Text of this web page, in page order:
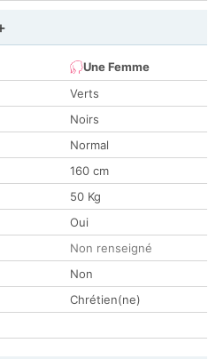
Une Femme
Verts
Noirs
Normal
160 cm
50 Kg
Oui
Non renseigné
Non
Chrétien(ne)